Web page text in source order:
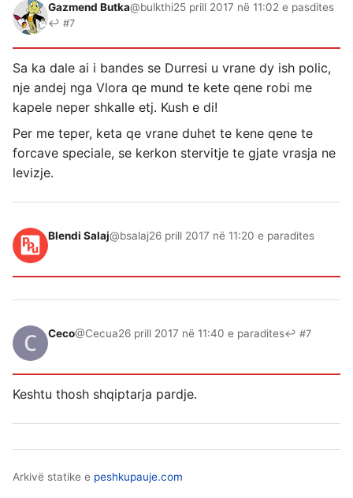
Gazmend Butka@bulkthi25 prill 2017 në 11:02 e pasdites
↩ #7
Sa ka dale ai i bandes se Durresi u vrane dy ish polic,
nje andej nga Vlora qe mund te kete qene robi me
kapele neper shkalle etj. Kush e di!
Per me teper, keta qe vrane duhet te kene qene te
forcave speciale, se kerkon stervitje te gjate vrasja ne
levizje.
Blendi Salaj@bsalaj26 prill 2017 në 11:20 e paradites
Ceco@Cecua26 prill 2017 në 11:40 e paradites↩ #7
Keshtu thosh shqiptarja pardje.
Arkivë statike e peshkupauje.com